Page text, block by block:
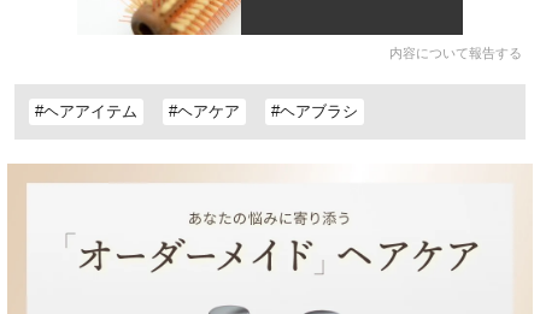
内容について報告する
#ヘアアイテム #ヘアケア #ヘアブラシ